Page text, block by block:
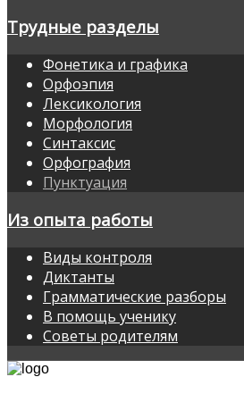
Трудные разделы
Фонетика и графика
Орфоэпия
Лексикология
Морфология
Синтаксис
Орфография
Пунктуация
Из опыта работы
Виды контроля
Диктанты
Грамматические разборы
В помощь ученику
Советы родителям